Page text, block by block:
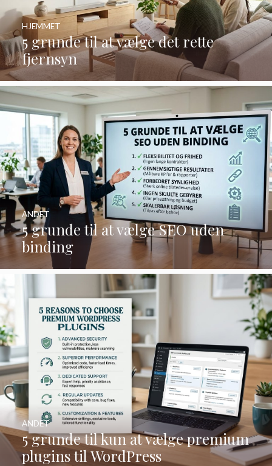
5 grunde til at vælge det rette
fjernsyn
HJEMMET
5 grunde til at vælge SEO uden
binding
ANDET
5 grunde til kun at vælge premium
plugins til WordPress
ANDET